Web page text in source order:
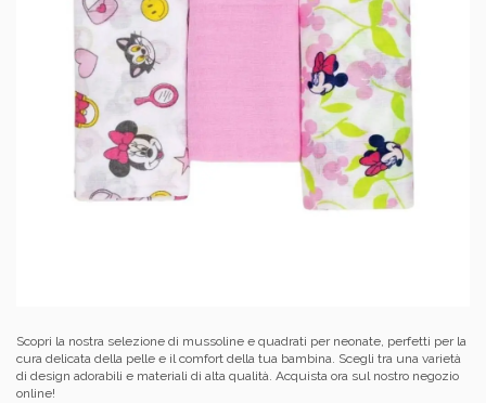
Scopri la nostra selezione di mussoline e quadrati per neonate, perfetti per la
cura delicata della pelle e il comfort della tua bambina. Scegli tra una varietà
di design adorabili e materiali di alta qualità. Acquista ora sul nostro negozio
online!